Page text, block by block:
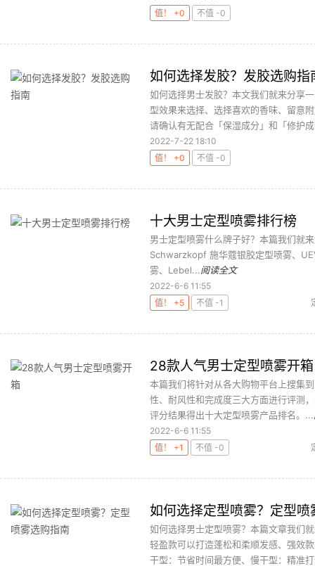
值！ +0
不值 -0
如何选择发胶？发胶选购指
如何选择男士发胶？本文我们就来分享
型效果来选择、选择喜欢的香味、留意
请确认有无配合「保湿成分」和「修护
2022-7-22 18:10
值！ +0
不值 -0
十大男士定型喷雾排行榜
男士定型喷雾什么牌子好？本篇我们就
Schwarzkopf 施华蔻银胶定型喷雾、
雾、Lebel...阅读全文
2022-6-6 11:55
值！ +5
不值 -1
28款人气男士定型喷雾开箱
本篇我们将针对从各大购物平台上搜集
性、耐风性和完成度三大方面进行评测
评分结果得出十大定型喷雾产品排名。...
2022-6-6 11:55
值！ +1
不值 -0
如何选择定型喷雾？定型喷
如何选择男士定型喷雾？本篇文章我们
轻盈款可以打造蓬松和柔顺发感、强效
干型：节省时间最方便、慢干型：精准